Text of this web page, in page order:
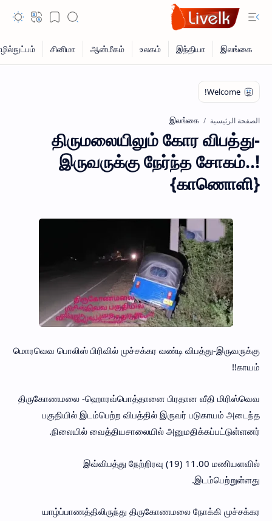
الصفحة الرئيسية இலங்கை
திருமலையிலும் கோர விபத்து-
இருவருக்கு நேர்ந்த சோகம்..!
{காணொளி}
மொரவெவ பொலிஸ் பிரிவில் முச்சக்கர வண்டி விபத்து-இருவருக்கு
காயம்!!
திருகோணமலை -ஹொரவ்பொத்தானை பிரதான வீதி மிரிஸ்வெவ
பகுதியில் இடம்பெற்ற விபத்தில் இருவர் படுகாயம் அடைந்த
நிலையில் வைத்தியசாலையில் அனுமதிக்கப்பட்டுள்ளனர்.
இவ்விபத்து நேற்றிரவு (19) 11.00 மணியளவில்
இடம்பெற்றுள்ளது.
யாழ்ப்பாணத்திலிருந்து திருகோணமலை நோக்கி முச்சக்கர